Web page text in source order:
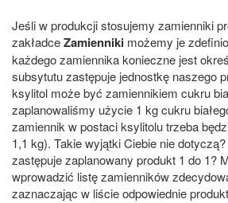
Jeśli w produkcji stosujemy zamienniki
zakładceZamienniki możemy je
każdego zamiennika konieczne jest
subsytutu zastępuje jednostkę naszego
ksylitol może być zamiennikiem cukru
zaplanowaliśmy użycie 1 kg cukru
zamiennik w postaci ksylitolu trzeba
1,1 kg). Takie wyjątki Ciebie nie
zastępuje zaplanowany produkt 1 do 1?
wprowadzić listę zamienników
zaznaczając w liście odpowiednie